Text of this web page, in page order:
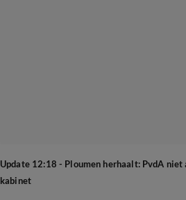
Update 12:18 - Ploumen herhaalt: PvdA
kabinet